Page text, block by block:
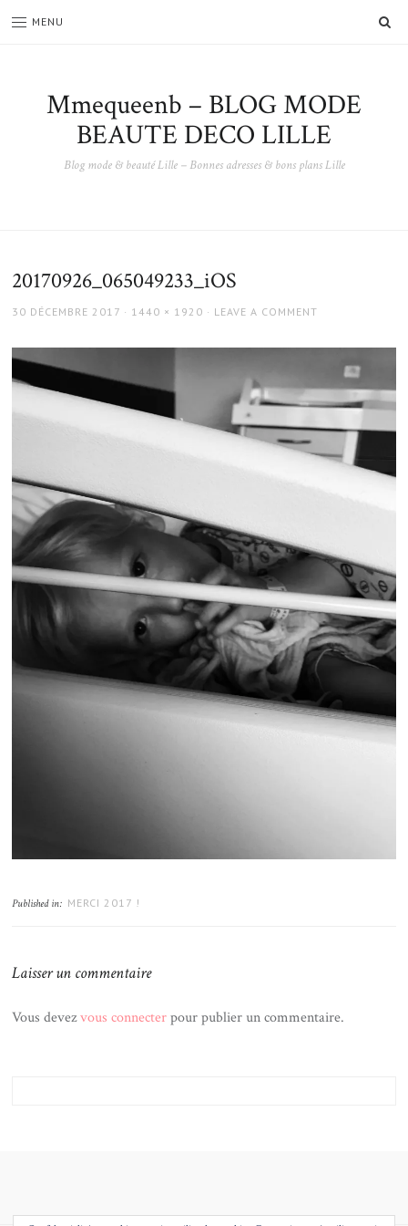
MENU
Mmequeenb – BLOG MODE
BEAUTE DECO LILLE
Blog mode & beauté Lille – Bonnes adresses & bons plans Lille
20170926_065049233_iOS
POSTED
30 DÉCEMBRE 2017
FULL
1440 × 1920 LEAVE A COMMENT
Published in: MERCI 2017 !
Laisser un commentaire
Vous devezvous connecterpour publier un commentaire.